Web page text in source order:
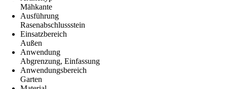
Mähkante
Ausführung
Rasenabschlussstein
Einsatzbereich
Außen
Anwendung
Abgrenzung, Einfassung
Anwendungsbereich
Garten